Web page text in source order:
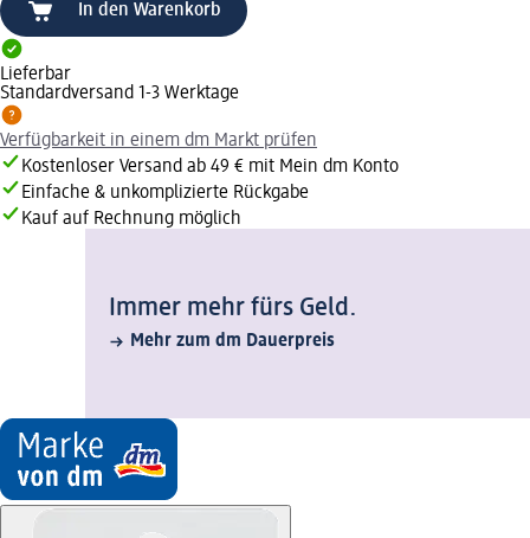
In den Warenkorb
Lieferbar
Standardversand 1-3 Werktage
Verfügbarkeit in einem dm Markt prüfen
Kostenloser Versand ab 49 € mit Mein dm Konto
Einfache & unkomplizierte Rückgabe
Kauf auf Rechnung möglich
Immer mehr fürs Geld.
Mehr zum dm Dauerpreis